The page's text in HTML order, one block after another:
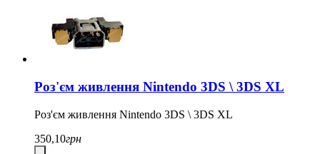
Роз'єм живлення Nintendo 3DS \ 3DS XL
Роз'єм живлення Nintendo 3DS \ 3DS XL
350,10грн